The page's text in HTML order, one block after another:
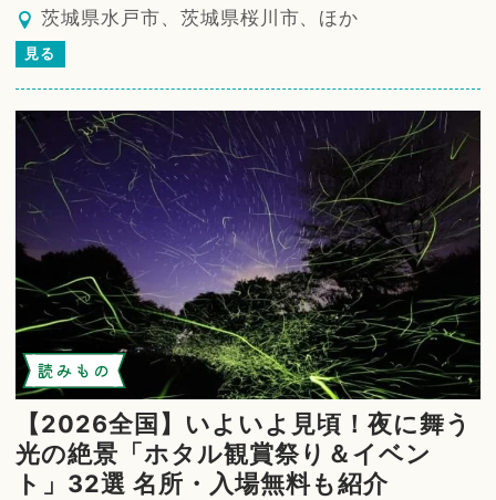
茨城県水戸市、茨城県桜川市、ほか
見る
読みもの
【2026全国】いよいよ見頃！夜に舞う
光の絶景「ホタル観賞祭り＆イベン
ト」32選 名所・入場無料も紹介